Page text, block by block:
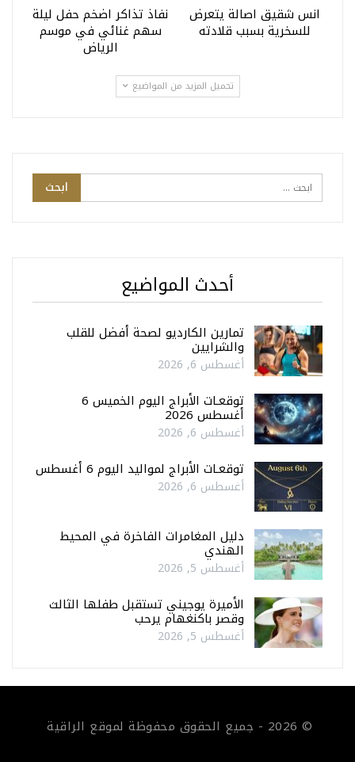
انس شقيق اصالة يتعرض
للسخرية بسبب قلادته
نفاذ تذاكر اضخم حفل ليلة
سهم غنائي في موسم
الرياض
تحميل المزيد من المواضيع
أحدث المواضيع
تمارين الكارديو لصحة أفضل للقلب
والشرايين
أغسطس 6, 2026
توقعـات الأبراج اليوم الخميس 6
أغسطس 2026
أغسطس 6, 2026
توقعـات الأبراج لمواليد اليوم 6 أغسطس
أغسطس 6, 2026
دليل المغامرات الفاخرة في المحيط
الهندي
أغسطس 5, 2026
الأميرة يوجيني تستقبل طفلها الثالث
وقصر باكنغهام يرحب
أغسطس 5, 2026
© 2026 - جميع الحقوق محفوظة لموقع الراقية